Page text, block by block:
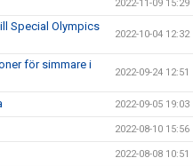
2022-11-09 15:29
Special Olympics
2022-10-04 12:32
för simmare i
2022-09-24 12:51
2022-09-05 19:03
2022-08-10 15:56
2022-08-08 10:51